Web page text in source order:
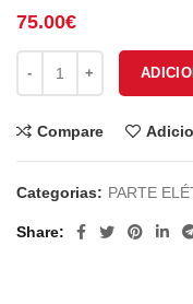
75.00€
Quantidade de
Compare
Categorias: PARTE
Share